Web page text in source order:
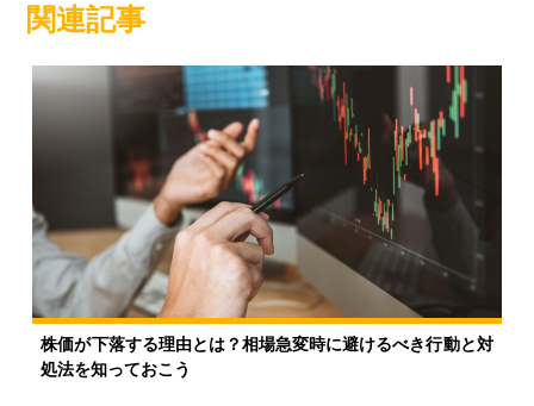
関連記事
株価が下落する理由とは？相場急変時に避けるべき行動と対
処法を知っておこう